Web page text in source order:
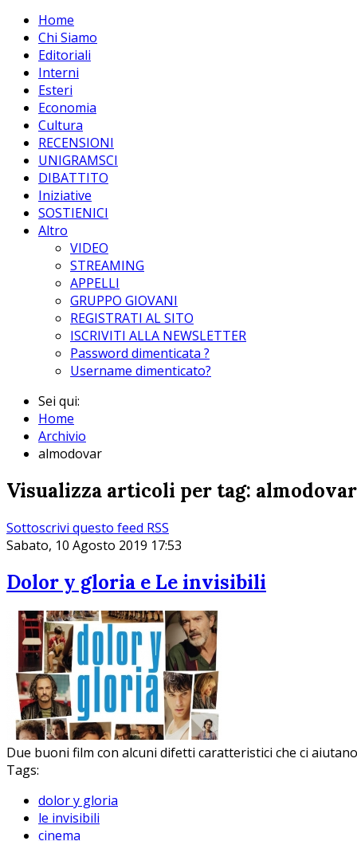
Home
Chi Siamo
Editoriali
Interni
Esteri
Economia
Cultura
RECENSIONI
UNIGRAMSCI
DIBATTITO
Iniziative
SOSTIENICI
Altro
VIDEO
STREAMING
APPELLI
GRUPPO GIOVANI
REGISTRATI AL SITO
ISCRIVITI ALLA NEWSLETTER
Password dimenticata ?
Username dimenticato?
Sei qui:
Home
Archivio
almodovar
Visualizza articoli per tag: almodovar
Sottoscrivi questo feed RSS
Sabato, 10 Agosto 2019 17:53
Dolor y gloria e Le invisibili
Due buoni film con alcuni difetti caratteristici che ci
Tags:
dolor y gloria
le invisibili
cinema